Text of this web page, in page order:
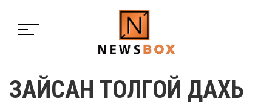
ЗАЙСАН ТОЛГОЙ ДАХЬ